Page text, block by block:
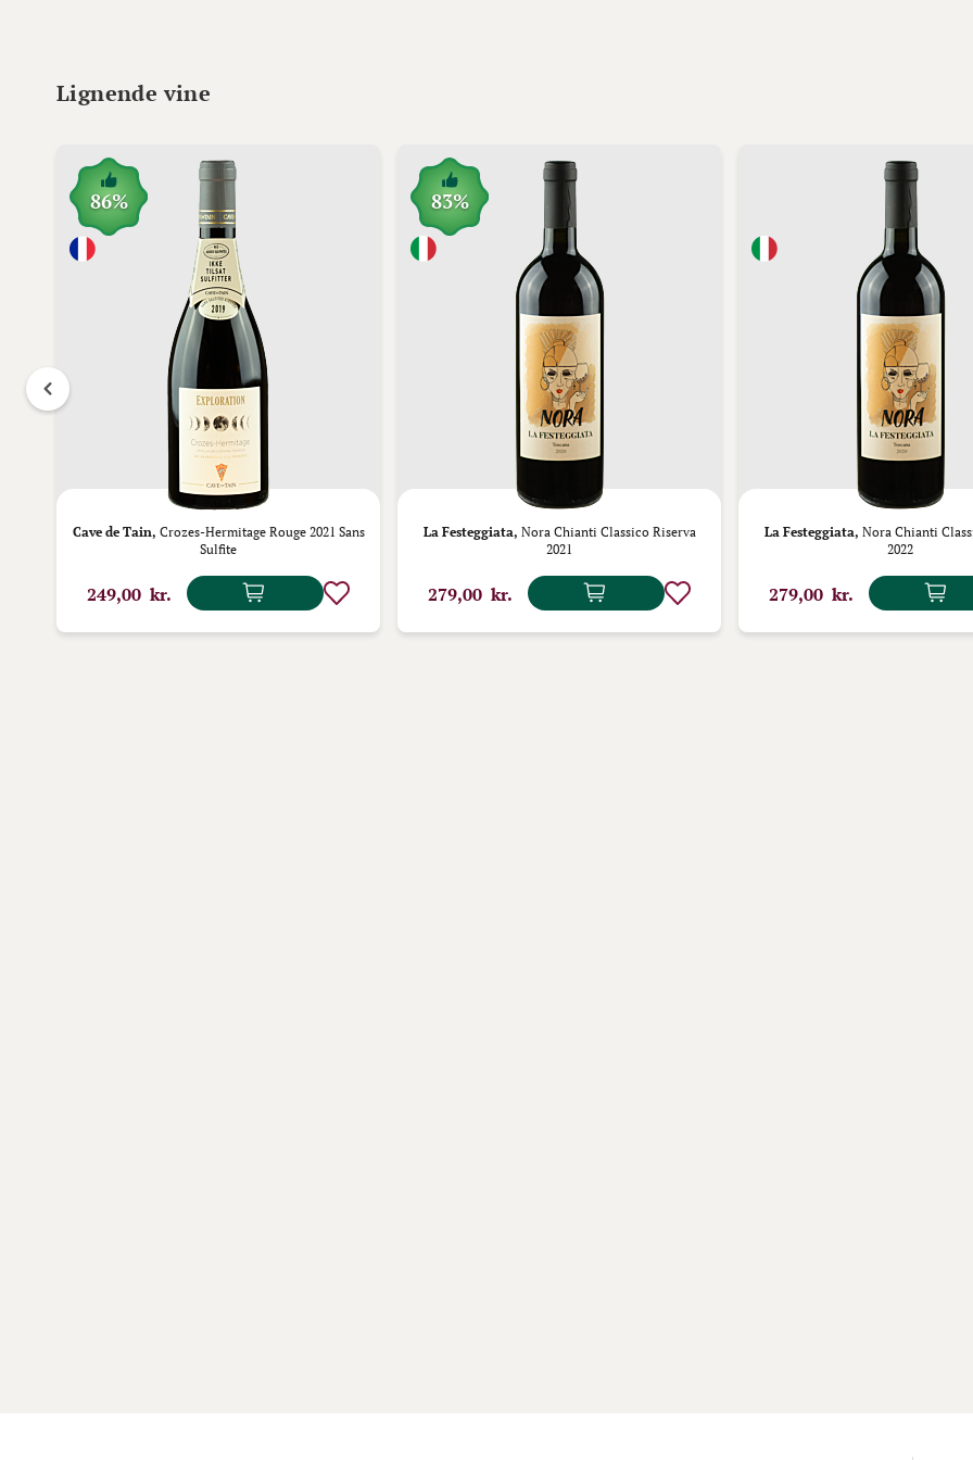
Lignende vine
86%
Cave de Tain, Crozes-Hermitage Rouge 2021 Sans
Sulfite
249,00 kr.
83%
La Festeggiata, Nora Chianti Classico Riserva
2021
279,00 kr.
La Festeggiata, Nora Chianti
2022
279,00 kr.